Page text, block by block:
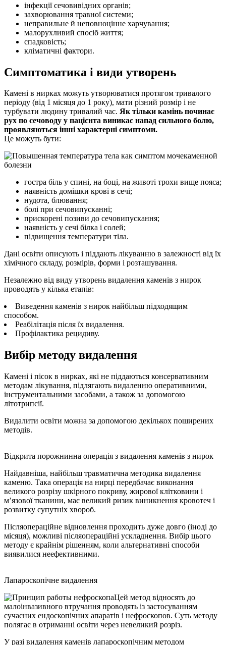
інфекції сечовивідних органів;
захворювання травної системи;
неправильне й неповноцінне харчування;
малорухливий спосіб життя;
спадковість;
кліматичні фактори.
Симптоматика і види утворень
Камені в нирках можуть утворюватися протягом тривалого
періоду (від 1 місяця до 1 року), мати різний розмір і не
турбувати людину тривалий час. Як тільки камінь починає
рух по сечоводу у пацієнта виникає напад сильного болю,
проявляються інші характерні симптоми.
Це можуть бути:
гостра біль у спині, на боці, на животі трохи вище пояса;
наявність домішки крові в сечі;
нудота, блювання;
болі при сечовипусканні;
прискорені позиви до сечовипускання;
наявність у сечі білка і солей;
підвищення температури тіла.
Дані освіти описують і піддають лікуванню в залежності від їх
хімічного складу, розмірів, форми і розташування.
Незалежно від виду утворень видалення каменів з нирок
проводять у кілька етапів:
Виведення каменів з нирок найбільш підходящим
способом.
Реабілітація після їх видалення.
Профілактика рецидиву.
Вибір методу видалення
Камені і пісок в нирках, які не піддаються консервативним
методам лікування, підлягають видаленню оперативними,
інструментальними засобами, а також за допомогою
літотрипсії.
Видалити освіти можна за допомогою декількох поширених
методів.
Відкрита порожнинна операція з видалення каменів з нирок
Найдавніша, найбільш травматична методика видалення
каменю. Така операція на нирці передбачає виконання
великого розрізу шкірного покриву, жирової клітковини і
м’язової тканини, має великий ризик виникнення кровотеч і
розвитку супутніх хвороб.
Післяопераційне відновлення проходить дуже довго (іноді до
місяця), можливі післяопераційні ускладнення. Вибір цього
методу є крайнім рішенням, коли альтернативні способи
виявилися неефективними.
Лапароскопічне видалення
Цей метод відносять до
малоінвазивного втручання проводять із застосуванням
сучасних ендоскопічних апаратів і нефроскопов. Суть методу
полягає в отриманні освіти через невеликий розріз.
У разі видалення каменів лапароскопічним методом